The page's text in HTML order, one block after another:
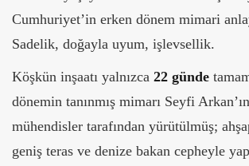
Cumhuriyet’in erken dönem mimari
Sadelik, doğayla uyum, işlevsellik.
Köşkün inşaatı yalnızca 22 günde
dönemin tanınmış mimarı Seyfi
mühendisler tarafından yürütülmüş;
geniş teras ve denize bakan cepheyle